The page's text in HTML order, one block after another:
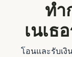
ทำ
เนเธ
โอนและรับเงิ